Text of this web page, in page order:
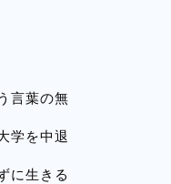
言葉の無
学を中退
に生きる